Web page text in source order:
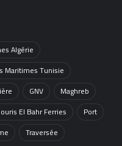
Algérie
Maritimes Tunisie
GNV
Maghreb
El Bahr Ferries
Port
Traversée